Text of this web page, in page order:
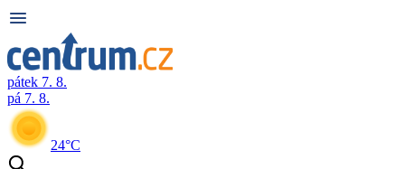
pátek 7. 8.
pá 7. 8.
24°C